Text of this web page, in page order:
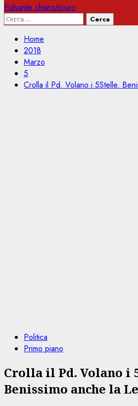
Pulsante chiaro/scuro
Ricerca
Home
2018
Marzo
5
Crolla il Pd. Volano i 5Stelle.
Politica
Primo piano
Crolla il Pd. Volano i
Benissimo anche la